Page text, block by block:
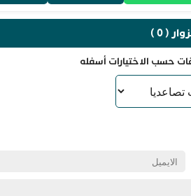
( 0 )
حسب الاختيارات أسفله